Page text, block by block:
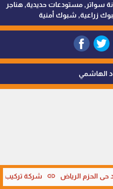
الحزم الرياض link شركة تركيب
سواتر, مستودعات حديدية, هناجر
زراعية, شبوك أمنية
الهاشمي